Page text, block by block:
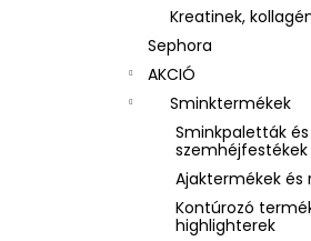
Kreatinek,
Sephora
AKCIÓ
Sminktermékek
Sminkpaletták és
szemhéjfestékek
Ajaktermékek és
Kontúrozó
highlighterek